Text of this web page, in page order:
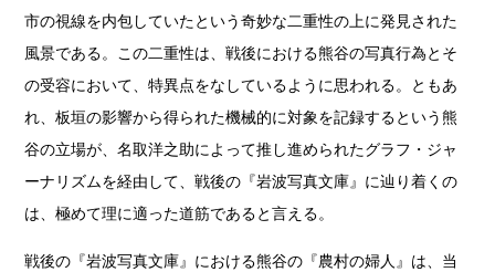
市の視線を内包していたという奇妙な二重性の上に発見された
風景である。この二重性は、戦後における熊谷の写真行為とそ
の受容において、特異点をなしているように思われる。ともあ
れ、板垣の影響から得られた機械的に対象を記録するという熊
谷の立場が、名取洋之助によって推し進められたグラフ・ジャ
ーナリズムを経由して、戦後の『岩波写真文庫』に辿り着くの
は、極めて理に適った道筋であると言える。
戦後の『岩波写真文庫』における熊谷の『農村の婦人』は、当